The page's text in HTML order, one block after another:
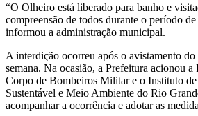
“O Olheiro está liberado para banho e
compreensão de todos durante o período
informou a administração municipal.
A interdição ocorreu após o avistamento
semana. Na ocasião, a Prefeitura acionou
Corpo de Bombeiros Militar e o Instituto
Sustentável e Meio Ambiente do Rio
acompanhar a ocorrência e adotar as